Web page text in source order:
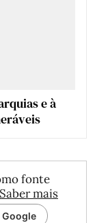
e à
fonte
Saber mais